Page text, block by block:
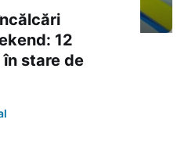
12
stare de